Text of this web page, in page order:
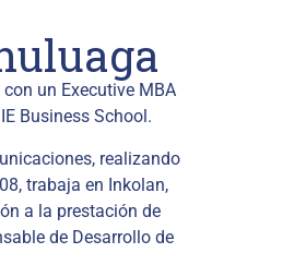
un Executive MBA
Business School.
realizando
trabaja en Inkolan,
a la prestación de
de Desarrollo de